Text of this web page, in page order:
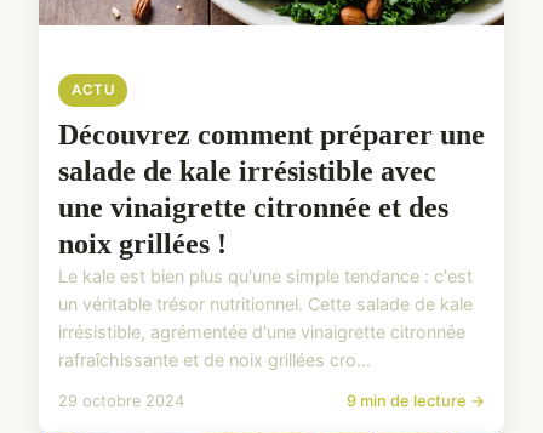
ACTU
Découvrez comment préparer une
salade de kale irrésistible avec
une vinaigrette citronnée et des
noix grillées !
Le kale est bien plus qu'une simple tendance : c'est
un véritable trésor nutritionnel. Cette salade de kale
irrésistible, agrémentée d'une vinaigrette citronnée
rafraîchissante et de noix grillées cro...
29 octobre 2024 9 min de lecture →